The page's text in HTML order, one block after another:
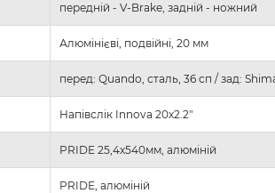
передній - V-Brake, задній - ножний
Алюмінієві, подвійні, 20 мм
перед: Quando, сталь, 36 сп / зад:
Напівслік Innova 20х2.2"
PRIDE 25,4х540мм, алюміній
PRIDE, алюміній